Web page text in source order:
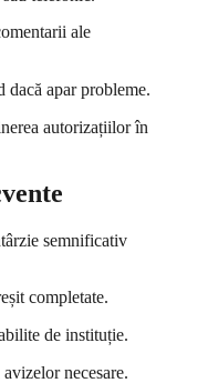
ale
dacă apar probleme.
autorizațiilor în
semnificativ
completate.
de instituție.
necesare.